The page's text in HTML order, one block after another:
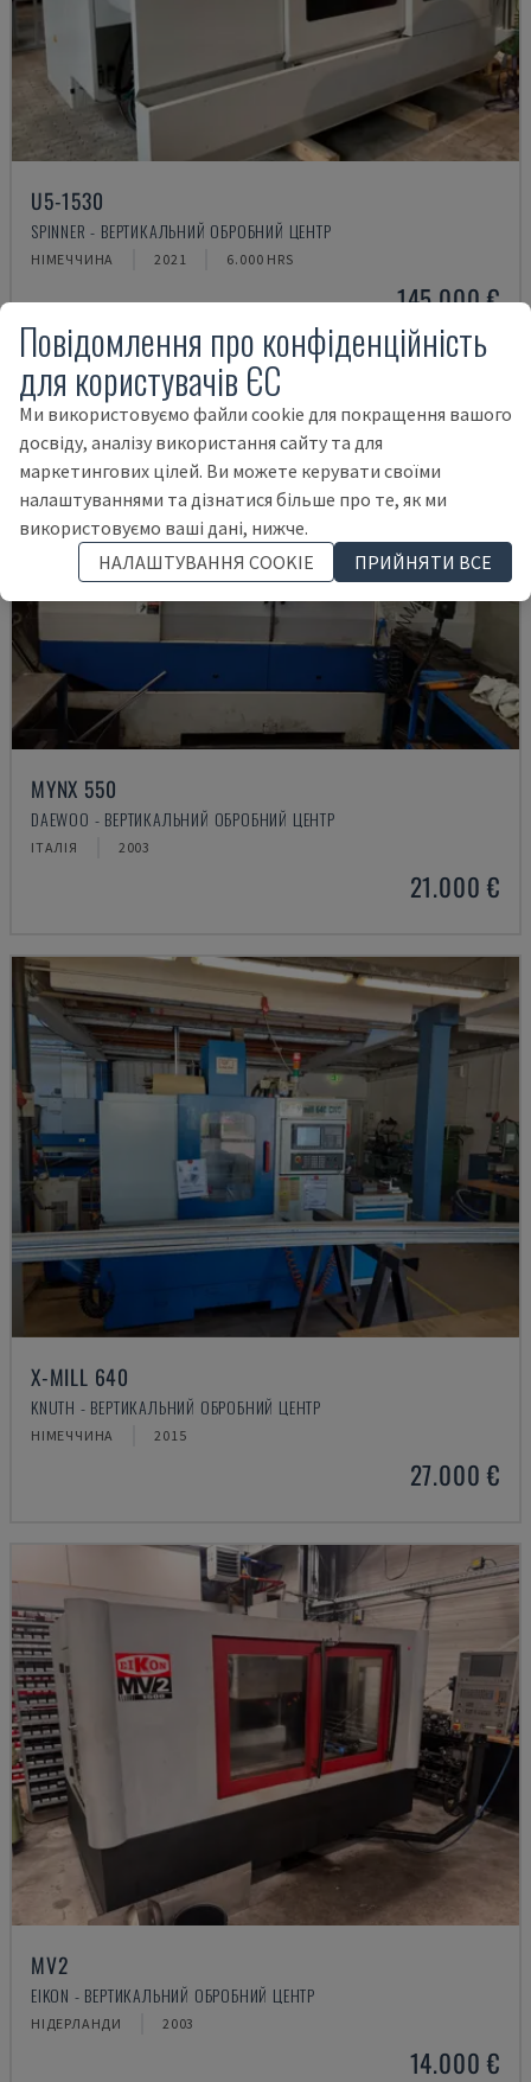
U5-1530
SPINNER - ВЕРТИКАЛЬНИЙ ОБРОБНИЙ ЦЕНТР
НІМЕЧЧИНА 2021 6.000 HRS
145.000 €
MYNX 550
DAEWOO - ВЕРТИКАЛЬНИЙ ОБРОБНИЙ ЦЕНТР
ІТАЛІЯ 2003
21.000 €
X-MILL 640
KNUTH - ВЕРТИКАЛЬНИЙ ОБРОБНИЙ ЦЕНТР
НІМЕЧЧИНА 2015
27.000 €
MV2
EIKON - ВЕРТИКАЛЬНИЙ ОБРОБНИЙ ЦЕНТР
НІДЕРЛАНДИ 2003
14.000 €
Повідомлення про конфіденційність
для користувачів ЄС
Ми використовуємо файли cookie для покращення вашого
досвіду, аналізу використання сайту та для
маркетингових цілей. Ви можете керувати своїми
налаштуваннями та дізнатися більше про те, як ми
використовуємо ваші дані, нижче.
НАЛАШТУВАННЯ COOKIE
ПРИЙНЯТИ ВСЕ